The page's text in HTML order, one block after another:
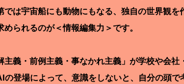
では宇宙船にも動物にもなる、独自の世界観
られるのが＜情報編集力＞です。
義・前例主義・事なかれ主義」が学校や会社
の登場によって、意識をしないと、自分の頭